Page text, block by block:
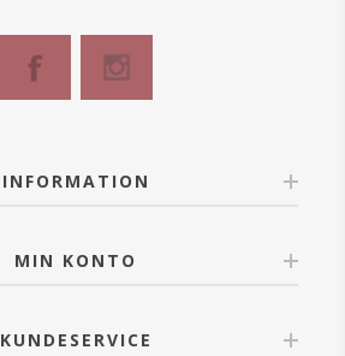
at anvende, og den vandfaste
til alle, som ønsker sig
stregernes bredde og
INFORMATION
MIN KONTO
KUNDESERVICE